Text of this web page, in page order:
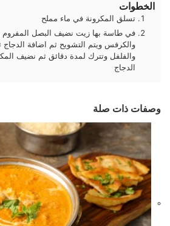
الخطوات
تسلق المكرونة في ماء مملح
في طاسة بها زيت نضيف البصل المفروم
والكرفس ويتم التشويح ثم اضافة الدجاج
والفلفل وتترك لمدة دقائق ثم نضيف
الدجاج
وصفات ذات صلة